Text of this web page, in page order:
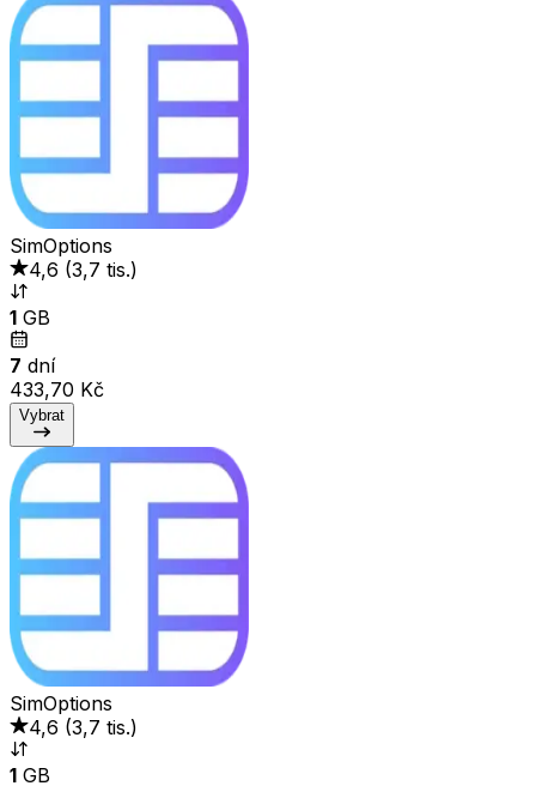
SimOptions
4,6 (3,7 tis.)
1 GB
7 dní
433,70 Kč
Vybrat
SimOptions
4,6 (3,7 tis.)
1 GB